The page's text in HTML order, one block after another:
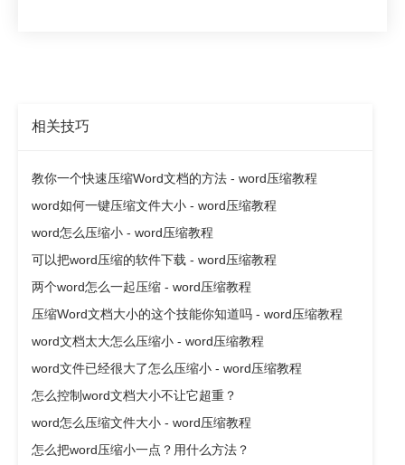
相关技巧
教你一个快速压缩Word文档的方法 - word压缩教程
word如何一键压缩文件大小 - word压缩教程
word怎么压缩小 - word压缩教程
可以把word压缩的软件下载 - word压缩教程
两个word怎么一起压缩 - word压缩教程
压缩Word文档大小的这个技能你知道吗 - word压缩教程
word文档太大怎么压缩小 - word压缩教程
word文件已经很大了怎么压缩小 - word压缩教程
怎么控制word文档大小不让它超重？
word怎么压缩文件大小 - word压缩教程
怎么把word压缩小一点？用什么方法？